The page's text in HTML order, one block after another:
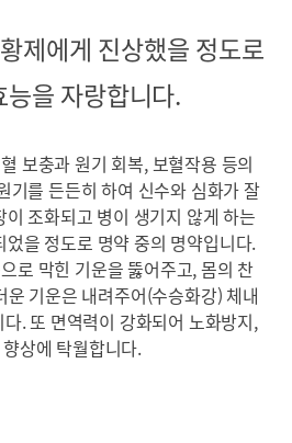
제에게 진상했을 정도로
능을 자랑합니다.
보충과 원기 회복, 보혈작용 등의
기를 든든히 하여 신수와 심화가 잘
이 조화되고 병이 생기지 않게 하는
을 정도로 명약 중의 명약입니다.
로 막힌 기운을 뚫어주고, 몸의 찬
운 기운은 내려주어(수승화강) 체내
다.또 면역력이 강화되어 노화방지,
상에 탁월합니다.